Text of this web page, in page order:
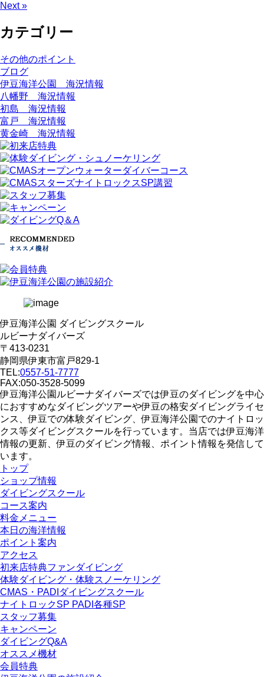
Next »
カテゴリー
その他のポイント
ブログ
伊豆海洋公園 海況情報
八幡野 海況情報
初島 海況情報
富戸 海況情報
黄金崎 海況情報
伊豆海洋公園 ダイビングスクール
ルビーナダイバーズ
〒413-0231
静岡県伊東市富戸829-1
TEL:0557-51-7777
FAX:050-3528-5099
伊豆海洋公園ルビーナダイバーズでは伊豆のダイビングを中心
におすすめなダイビングツアーや伊豆の格安ダイビングライセ
ンス、伊豆での体験ダイビング、伊豆海洋公園でのナイトロッ
クス等ダイビングスクールを行っています。当店では伊豆海洋
情報の更新、伊豆のダイビング情報、ポイント情報を発信して
います。
トップ
ショップ情報
ダイビングスクール
コース案内
料金メニュー
本日の海洋情報
ポイント案内
アクセス
初来店特典ファンダイビング
体験ダイビング・体験スノーケリング
CMAS・PADIダイビングスクール
ナイトロックSP PADI各種SP
スタッフ募集
キャンペーン
ダイビングQ&A
オススメ機材
会員特典